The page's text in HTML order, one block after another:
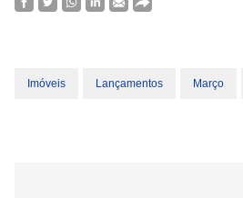
Imóveis Lançamentos Março